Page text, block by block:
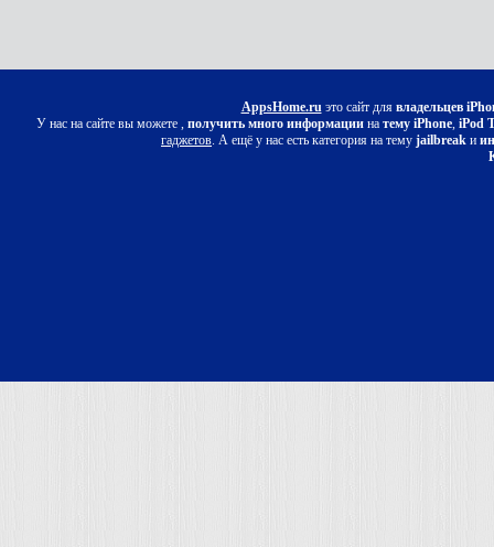
AppsHome.ruэто сайт для владельцев
У нас на сайте вы можете , получить много информациина тему iPhone,iPod
гаджетов. А ещё у нас есть категория на тему jailbreak и